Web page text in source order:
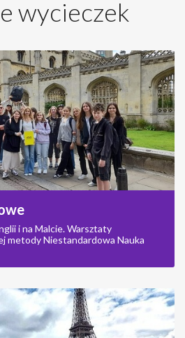
wycieczek
i na Malcie. Warsztaty
metody Niestandardowa Nauka